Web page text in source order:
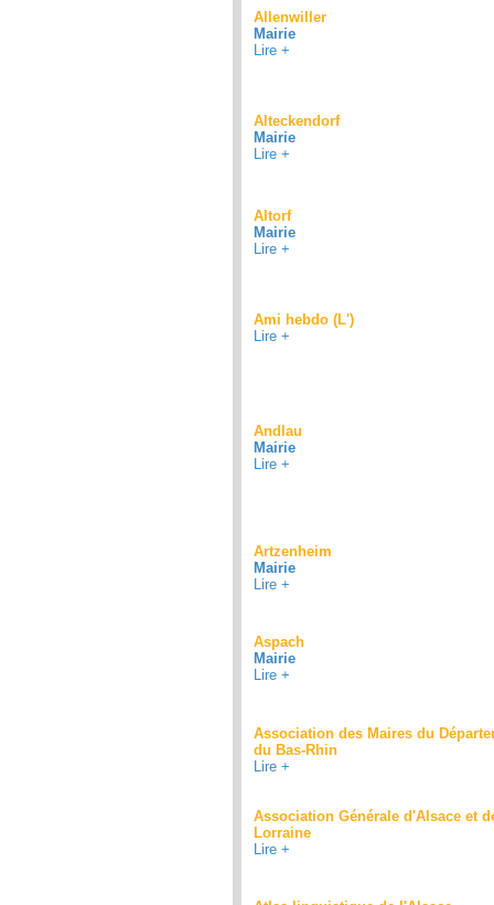
Allenwiller
Mairie
Lire +
Alteckendorf
Mairie
Lire +
Altorf
Mairie
Lire +
Ami hebdo (L')
Lire +
Andlau
Mairie
Lire +
Artzenheim
Mairie
Lire +
Aspach
Mairie
Lire +
Association des Maires du
du Bas-Rhin
Lire +
Association Générale d'Alsace et
Lorraine
Lire +